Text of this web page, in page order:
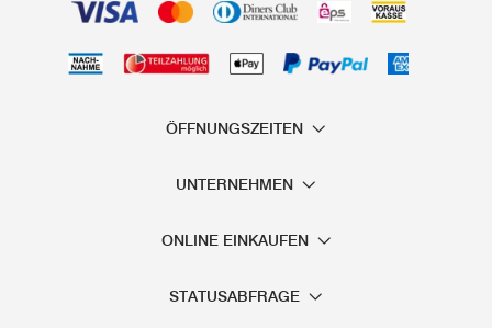
ÖFFNUNGSZEITEN
UNTERNEHMEN
ONLINE EINKAUFEN
STATUSABFRAGE